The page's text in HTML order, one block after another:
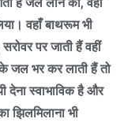
वहाँ बाथरूम भी
सरोवर पर जाती हैं वहीं
जल भर कर लाती हैं तो
देना स्वाभाविक है और
झिलमिलाना भी